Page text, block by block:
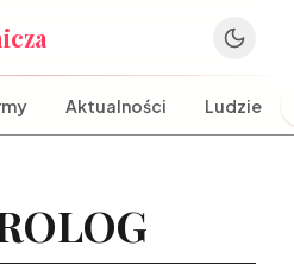
Aktualności Ludzie